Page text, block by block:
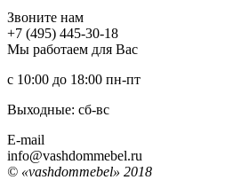
Звоните нам
+7 (495) 445-30-18
Мы работаем для Вас
с 10:00 до 18:00 пн-пт
Выходные: сб-вc
E-mail
info@vashdommebel.ru
© «vashdommebel» 2018